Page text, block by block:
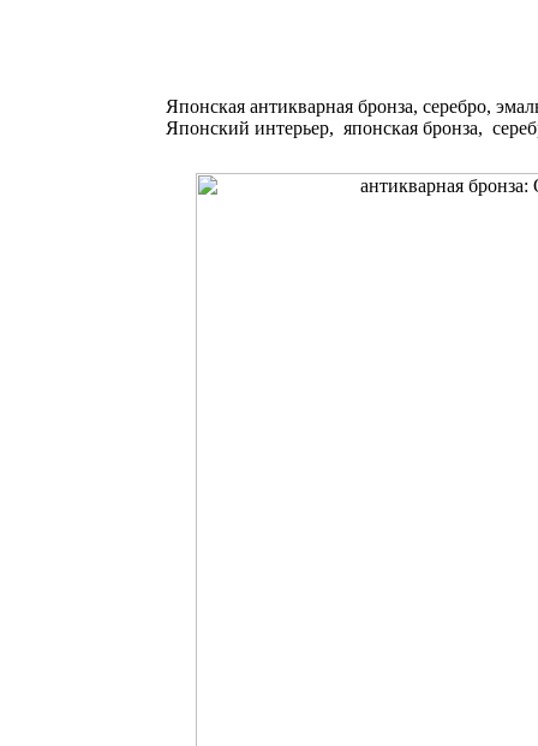
Японская антикварная бронза, серебро,
Японский интерьер, японская бронза,